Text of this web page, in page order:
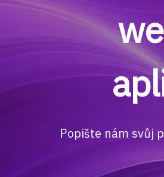
Popište nám svůj